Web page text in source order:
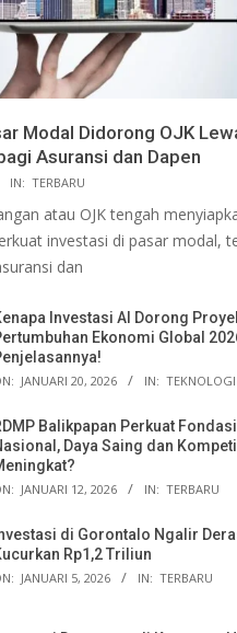
Modal Didorong OJK
Asuransi dan Dapen
IN: TERBARU
atau OJK tengah
investasi di pasar modal,
dan
Investasi AI Dorong
Ekonomi Global
JANUARI 20, 2026 IN: TEKNOLOGI
Balikpapan Perkuat
Daya Saing dan
JANUARI 12, 2026 IN: TERBARU
di Gorontalo Ngalir
Rp1,2 Triliun
JANUARI 5, 2026 IN: TERBARU